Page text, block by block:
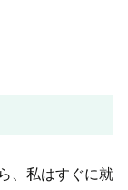
、私はすぐに就